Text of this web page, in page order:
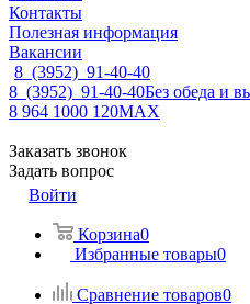
Контакты
Полезная информация
Вакансии
8 (3952) 91-40-40
8 (3952) 91-40-40Без обеда и
8 964 1000 120MAX
Заказать звонок
Задать вопрос
Войти
Корзина0
Избранные товары0
Сравнение товаров0